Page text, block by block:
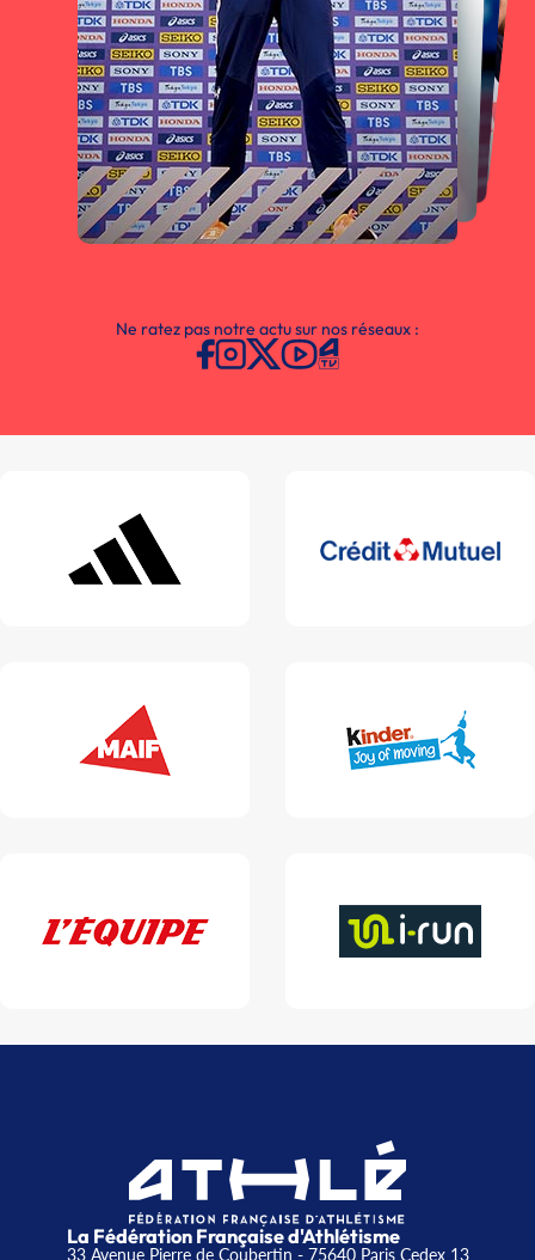
Ne ratez pas notre actu sur nos réseaux :
La Fédération Française d'Athlétisme
33 Avenue Pierre de Coubertin - 75640 Paris Cedex 13